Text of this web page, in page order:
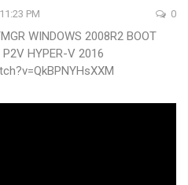
PM 0
WINDOWS 2008R2 BOOT
HYPER-V 2016